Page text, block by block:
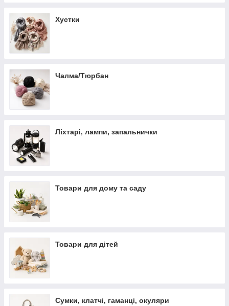
Хустки
Чалма/Тюрбан
Ліхтарі, лампи, запальнички
Товари для дому та саду
Товари для дітей
Сумки, клатчі, гаманці, окуляри